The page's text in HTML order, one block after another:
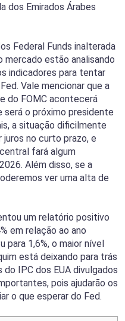
dos Emirados Árabes
Federal Funds inalterada
mercado estão analisando
indicadores para tentar
Vale mencionar que a
do FOMC acontecerá
será o próximo presidente
a situação dificilmente
juros no curto prazo, e
fará algum
Além disso, se a
ver uma alta de
um relatório positivo
em relação ao ano
para 1,6%, o maior nível
está deixando para trás
IPC dos EUA divulgados
pois ajudarão os
o que esperar do Fed.